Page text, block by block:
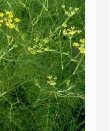
vulgare Mill.